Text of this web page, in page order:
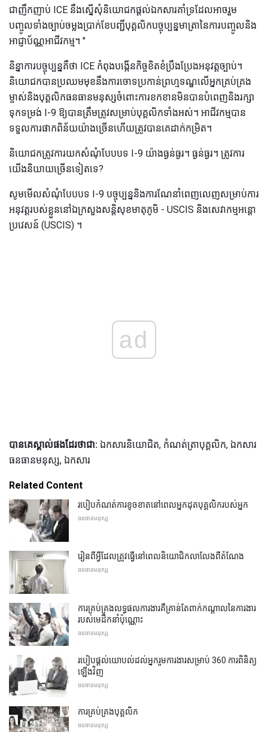
ជាញឹកញាប់ ICE នឹងស្នើសុំនិយោជកផ្តល់ឯកសារគាំទ្រដែលអាចរួម
បញ្ចូលទាំងច្បាប់ចម្លងប្រាក់ខែបញ្ជីបុគ្គលិកបច្ចុប្បន្នមាត្រានៃការបញ្ចូលនិង
អាជ្ញាប័ណ្ណអាជីវកម្ម។ "
និន្នាការបច្ចុប្បន្នគឺថា ICE កំពុងបង្កើនកិច្ចខិតខំប្រឹងប្រែងអនុវត្តច្បាប់។
និយោជកបានប្រឈមមុខនឹងការចោទប្រកាន់ព្រហ្មទណ្ឌលើអ្នកគ្រប់គ្រង
ម្ចាស់និងបុគ្គលិកធនធានមនុស្សចំពោះការខកខានមិនបានបំពេញនិងរក្សា
ទុកទម្រង់ I-9 ឱ្យបានត្រឹមត្រូវសម្រាប់បុគ្គលិកទាំងអស់។ អាជីវកម្មបាន
ទទួលការផាកពិន័យយ៉ាងច្រើនហើយត្រូវបានគេដាក់កម្រិត។
និយោជកត្រូវការយកសំណុំបែបបទ I-9 យ៉ាងធ្ងន់ធ្ងរ។ ធ្ងន់ធ្ងរ។ ត្រូវការ
យើងនិយាយច្រើនទៀតទេ?
សូមមើលសំណុំបែបបទ I-9 បច្ចុប្បន្ននិងការណែនាំពេញលេញសម្រាប់ការ
អនុវត្តរបស់ខ្លួននៅឯក្រសួងសន្តិសុខមាតុភូមិ - USCIS និងសេវាកម្មអន្តោ
ប្រវេសន៍ (USCIS) ។
ad
បានគេស្គាល់ផងដែរថាជា: ឯកសារនិយោជិត, កំណត់ត្រាបុគ្គលិក, ឯកសារ
ធនធានមនុស្ស, ឯកសារ
Related Content
របៀបកំណត់ការខូចខាតនៅពេលអ្នកដុតបុគ្គលិករបស់អ្នក
ធនធានមនុស្ស
រៀនពីអ្វីដែលត្រូវធ្វើនៅពេលនិយោជិកលាលែងពីតំណែង
ធនធានមនុស្ស
ការគ្រប់គ្រងលទ្ធផលការងារគឺគ្រាន់តែពាក់កណ្តាលនៃការងារ
របស់មេដឹកនាំប៉ុណ្ណោះ
ធនធានមនុស្ស
របៀបផ្តល់យោបល់ដល់អ្នករួមការងារសម្រាប់ 360 ការពិនិត្យ
ឡើងវិញ
ធនធានមនុស្ស
ការគ្រប់គ្រងបុគ្គលិក
ធនធានមនុស្ស